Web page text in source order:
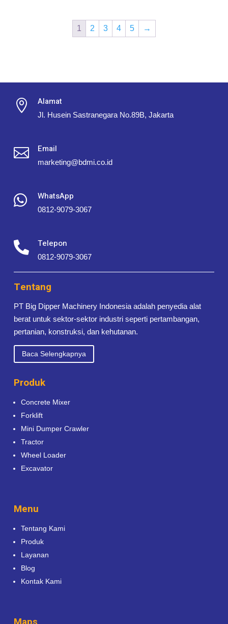
1 2 3 4 5 →
 Alamat
Jl. Husein Sastranegara No.89B, Jakarta
 Email
marketing@bdmi.co.id
 WhatsApp
0812-9079-3067
 Telepon
0812-9079-3067
Tentang
PT Big Dipper Machinery Indonesia adalah penyedia alat
berat untuk sektor-sektor industri seperti pertambangan,
pertanian, konstruksi, dan kehutanan.
Baca Selengkapnya
Produk
Concrete Mixer
Forklift
Mini Dumper Crawler
Tractor
Wheel Loader
Excavator
Menu
Tentang Kami
Produk
Layanan
Blog
Kontak Kami